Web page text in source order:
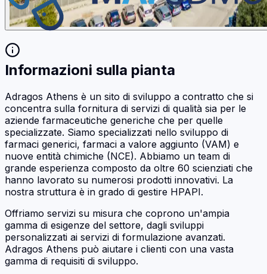
Informazioni sulla pianta
Adragos Athens è un sito di sviluppo a contratto che si
concentra sulla fornitura di servizi di qualità sia per le
aziende farmaceutiche generiche che per quelle
specializzate. Siamo specializzati nello sviluppo di
farmaci generici, farmaci a valore aggiunto (VAM) e
nuove entità chimiche (NCE). Abbiamo un team di
grande esperienza composto da oltre 60 scienziati che
hanno lavorato su numerosi prodotti innovativi. La
nostra struttura è in grado di gestire HPAPI.
Offriamo servizi su misura che coprono un'ampia
gamma di esigenze del settore, dagli sviluppi
personalizzati ai servizi di formulazione avanzati.
Adragos Athens può aiutare i clienti con una vasta
gamma di requisiti di sviluppo.